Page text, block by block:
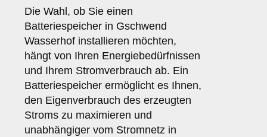
Die Wahl, ob Sie einen
Batteriespeicher in Gschwend
Wasserhof installieren möchten,
hängt von Ihren Energiebedürfnissen
und Ihrem Stromverbrauch ab. Ein
Batteriespeicher ermöglicht es Ihnen,
den Eigenverbrauch des erzeugten
Stroms zu maximieren und
unabhängiger vom Stromnetz in